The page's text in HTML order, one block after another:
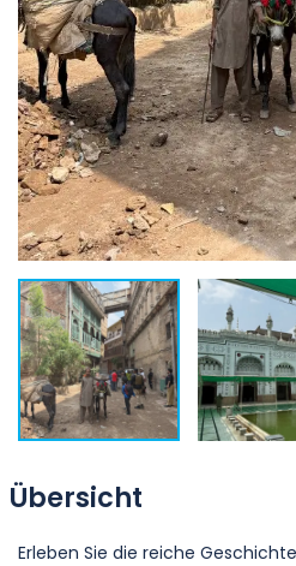
Übersicht
Erleben Sie die reiche